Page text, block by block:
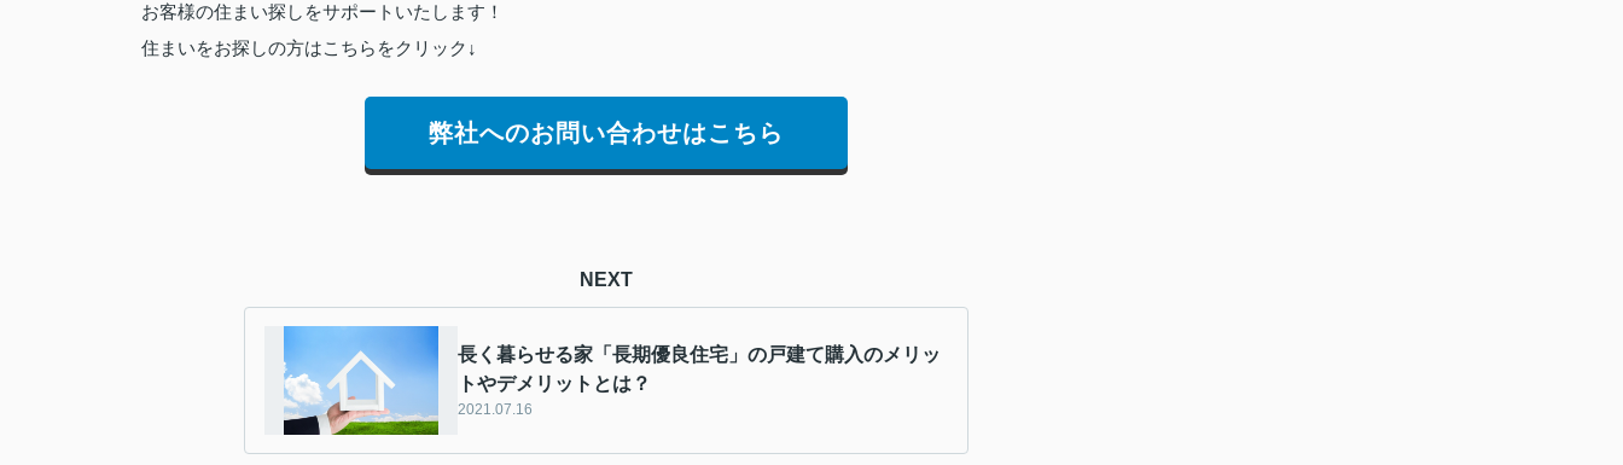
お客様の住まい探しをサポートいたします！
住まいをお探しの方はこちらをクリック↓
弊社へのお問い合わせはこちら
NEXT
長く暮らせる家「長期優良住宅」の戸建て購入のメリッ
トやデメリットとは？
2021.07.16